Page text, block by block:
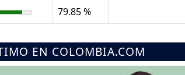
79.85 %
EN COLOMBIA.COM